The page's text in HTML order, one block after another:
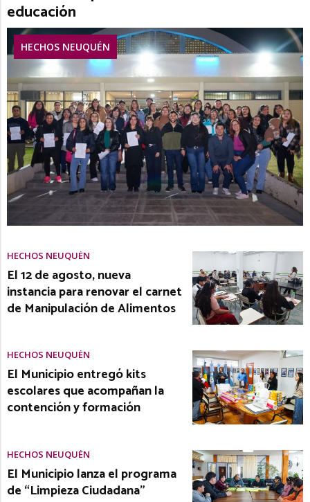
educación
HECHOS NEUQUÉN
HECHOS NEUQUÉN
El 12 de agosto, nueva
instancia para renovar el carnet
de Manipulación de Alimentos
HECHOS NEUQUÉN
El Municipio entregó kits
escolares que acompañan la
contención y formación
HECHOS NEUQUÉN
El Municipio lanza el programa
de “Limpieza Ciudadana”